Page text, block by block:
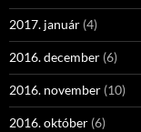
2017. január (4)
2016. december (6)
2016. november (10)
2016. október (6)